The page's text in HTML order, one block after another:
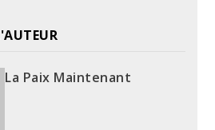
La Paix Maintenant